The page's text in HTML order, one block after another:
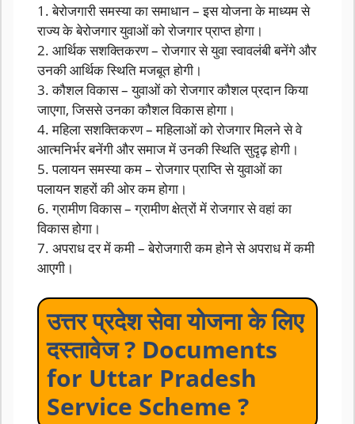
1. बेरोजगारी समस्या का समाधान – इस योजना के माध्यम से
राज्य के बेरोजगार युवाओं को रोजगार प्राप्त होगा।
2. आर्थिक सशक्तिकरण – रोजगार से युवा स्वावलंबी बनेंगे और
उनकी आर्थिक स्थिति मजबूत होगी।
3. कौशल विकास – युवाओं को रोजगार कौशल प्रदान किया
जाएगा, जिससे उनका कौशल विकास होगा।
4. महिला सशक्तिकरण – महिलाओं को रोजगार मिलने से वे
आत्मनिर्भर बनेंगी और समाज में उनकी स्थिति सुदृढ़ होगी।
5. पलायन समस्या कम – रोजगार प्राप्ति से युवाओं का
पलायन शहरों की ओर कम होगा।
6. ग्रामीण विकास – ग्रामीण क्षेत्रों में रोजगार से वहां का
विकास होगा।
7. अपराध दर में कमी – बेरोजगारी कम होने से अपराध में कमी
आएगी।
उत्तर प्रदेश सेवा योजना के लिए
दस्तावेज ? Documents
for Uttar Pradesh
Service Scheme ?